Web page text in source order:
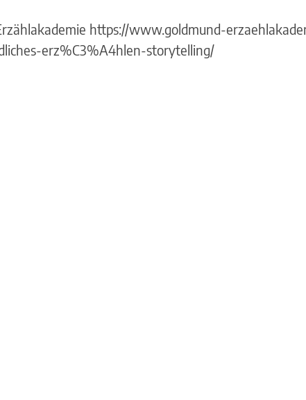
https://www.goldmund-
erz%C3%A4hlen-storytelling/